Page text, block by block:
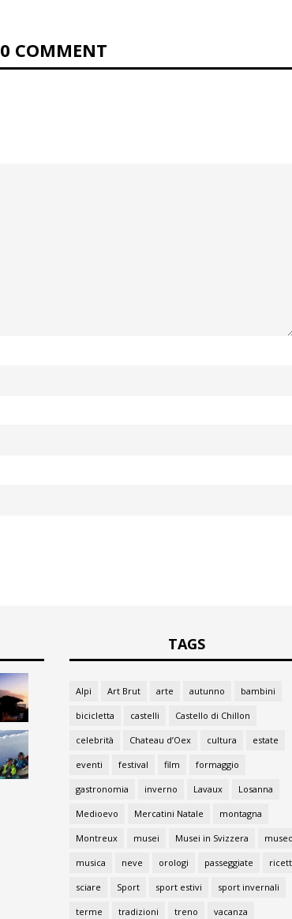
0 COMMENT
TAGS
Alpi Art Brut arte autunno bambini
bicicletta castelli Castello di Chillon
celebrità Chateau d’Oex cultura estate
eventi festival film formaggio
gastronomia inverno Lavaux Losanna
Medioevo Mercatini Natale montagna
Montreux musei Musei in Svizzera museo
musica neve orologi passeggiate
sciare Sport sport estivi sport invernali
terme tradizioni treno vacanza